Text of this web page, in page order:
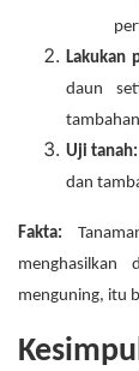
Lakukan
daun
Uji tanah:
dan
Fakta:
menguning, itu